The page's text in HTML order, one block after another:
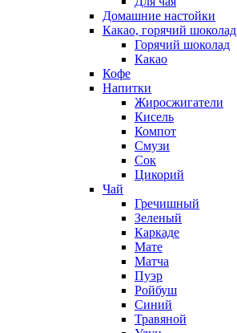
Домашние настойки
Какао, горячий шоколад
Горячий шоколад
Какао
Кофе
Напитки
Жиросжигатели
Кисель
Компот
Смузи
Сок
Цикорий
Чай
Гречишный
Зеленый
Каркаде
Мате
Матча
Пуэр
Ройбуш
Синий
Травяной